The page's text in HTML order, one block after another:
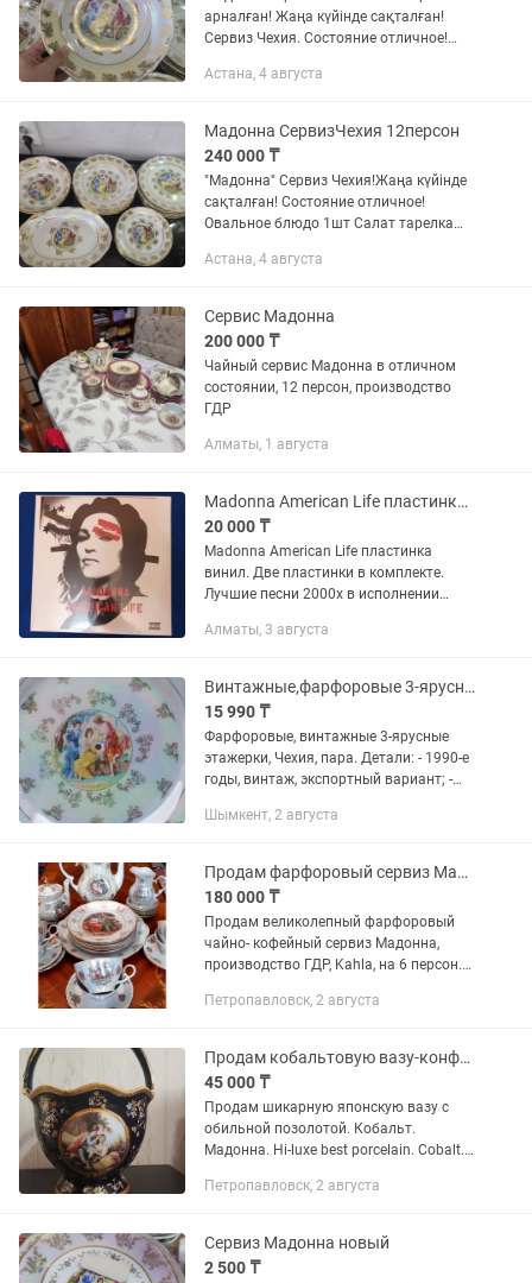
арналған! Жаңа күйінде сақталған!
Сервиз Чехия. Состояние отличное!
2шт Закус тарелка 6шт
Суповая...
Астана, 4 августа
Мадонна СервизЧехия 12персон
240 000 ₸
"Мадонна" Сервиз Чехия!Жаңа күйінде
сақталған! Состояние отличное!
Овальное блюдо 1шт Салат тарелка
Подстановочная тарелка 6шт Суповая
Астана, 4 августа
Сервис Мадонна
200 000 ₸
Чайный сервис Мадонна в отличном
состоянии, 12 персон, производство
ГДР
Алматы, 1 августа
Madonna American Life пластинка винил.
20 000 ₸
Madonna American Life пластинка
винил. Две пластинки в комплекте.
Лучшие песни 2000х в исполнении
Посмотрите список треков и вы все
Альбом...
Алматы, 3 августа
Винтажные,фарфоровые 3-ярусные этажерки, Чехия, Мадонна, пара.
15 990 ₸
Фарфоровые, винтажные 3-ярусные
этажерки, Чехия, пара. Детали: - 1990-е
годы, винтаж, экспортный вариант; -
комплект; - без трещин, сколов,
Шымкент, 2 августа
Продам фарфоровый сервиз Мадонна, ГДР.
180 000 ₸
Продам великолепный фарфоровый
чайно- кофейный сервиз Мадонна,
производство ГДР, Kahla, на 6 персон.
деколь, перламутр, золочение,
Петропавловск, 2 августа
Продам кобальтовую вазу-конфетницу
45 000 ₸
Продам шикарную японскую вазу с
обильной позолотой. Кобальт.
Мадонна. Hi-luxe best porcelain. Cobalt.
ручкой 29 см. Диаметр 18-24 см.
Петропавловск, 2 августа
Сервиз Мадонна новый
2 500 ₸